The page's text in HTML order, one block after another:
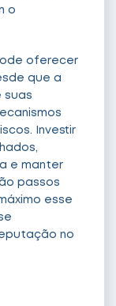
o
oferecer
que a
suas
Investir
e manter
passos
esse
no